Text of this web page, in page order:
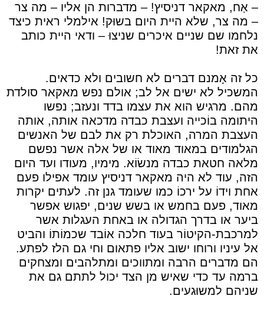
– אַח, מאקאר דניסיץ! – מדברות הן אליו – מה צר
– מה צר, שלא היית היום בשוּק! אילמלי ראית כיצד
נלחמו שם שניים איכרים שניצוּ – ודאי היית כותב
את זאת!
כל זה אָמנם דברים לא חשובים ולא כדאים.
המשכיל לא ישים אל לב; אולם נפש מאקאר סולדת
מהם. מרגיש הוא את עצמו בדד ונעזב; נפשו
היתומה בוֹכייה ועצבת כבדה מדכאה אותה, אותה
העצבת המרה, האוכלת רק את לבם של האנשים
הגלמודים במאוד מאוד או של אלה אשר נפשם
מלאה חטאת כבדה מנשׂוֹא. מימיו, מעודו ועד היום
הזה, עוד לא היה מאקאר דניסיץ עומד אפילו פעם
אחת וידוֹ על ירכוֹ כמו שעומד גנן זה. לעתים יקרות
מאוד, פעם בחמש או בשש שנים, יפגוש אפשר
ביער או בדרך הגדולה או באחת העגלות אשר
למרכבת-הקיטוֹר בעוד חלכה אוֹבד שכמוֹתוֹ והביט
אל עיניו ורוחו ישוב אליו פתאום וחי גם הלז לפתע.
הם מדברים הרבה ומתווכים ומתלהבים ומצחקים
ברמה עד כדי שאיש מן הצד יכול לתתם גם את
שניהם למשוּגעים.